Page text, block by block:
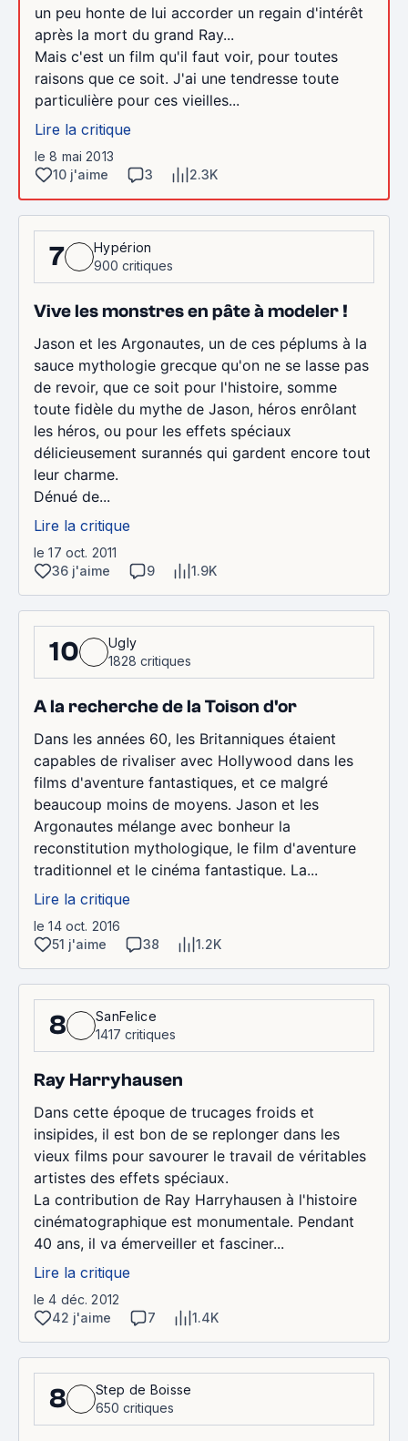
un peu honte de lui accorder un regain d'intérêt
après la mort du grand Ray...
Mais c'est un film qu'il faut voir, pour toutes
raisons que ce soit. J'ai une tendresse toute
particulière pour ces vieilles...
Lire la critique
le 8 mai 2013
10 j'aime
3 2.3K
7
Hypérion
900 critiques
Vive les monstres en pâte à modeler !
Jason et les Argonautes, un de ces péplums à la
sauce mythologie grecque qu'on ne se lasse pas
de revoir, que ce soit pour l'histoire, somme
toute fidèle du mythe de Jason, héros enrôlant
les héros, ou pour les effets spéciaux
délicieusement surannés qui gardent encore tout
leur charme.
Dénué de...
Lire la critique
le 17 oct. 2011
36 j'aime
9 1.9K
10
Ugly
1828 critiques
A la recherche de la Toison d'or
Dans les années 60, les Britanniques étaient
capables de rivaliser avec Hollywood dans les
films d'aventure fantastiques, et ce malgré
beaucoup moins de moyens. Jason et les
Argonautes mélange avec bonheur la
reconstitution mythologique, le film d'aventure
traditionnel et le cinéma fantastique. La...
Lire la critique
le 14 oct. 2016
51 j'aime
38 1.2K
8
SanFelice
1417 critiques
Ray Harryhausen
Dans cette époque de trucages froids et
insipides, il est bon de se replonger dans les
vieux films pour savourer le travail de véritables
artistes des effets spéciaux.
La contribution de Ray Harryhausen à l'histoire
cinématographique est monumentale. Pendant
40 ans, il va émerveiller et fasciner...
Lire la critique
le 4 déc. 2012
42 j'aime
7 1.4K
8
Step de Boisse
650 critiques